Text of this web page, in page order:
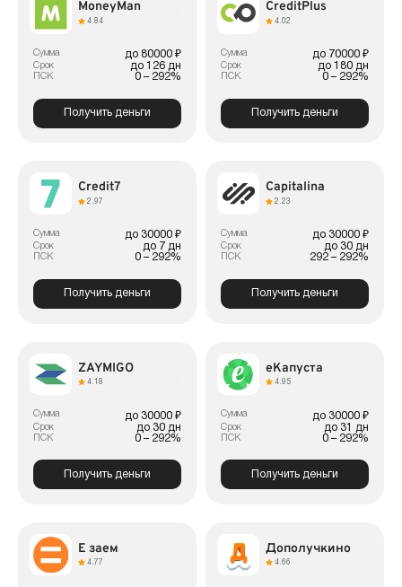
MoneyMan
4.84
Сумма до 80000 ₽
Срок до 126 дн
ПСК 0 – 292%
Получить деньги
CreditPlus
4.02
Сумма до 70000 ₽
Срок до 180 дн
ПСК 0 – 292%
Получить деньги
Credit7
2.97
Сумма до 30000 ₽
Срок до 7 дн
ПСК 0 – 292%
Получить деньги
Capitalina
2.23
Сумма до 30000 ₽
Срок до 30 дн
ПСК 292 – 292%
Получить деньги
ZAYMIGO
4.18
Сумма до 30000 ₽
Срок до 30 дн
ПСК 0 – 292%
Получить деньги
еКапуста
4.95
Сумма до 30000 ₽
Срок до 31 дн
ПСК 0 – 292%
Получить деньги
Е заем
4.77
Дополучкино
4.66